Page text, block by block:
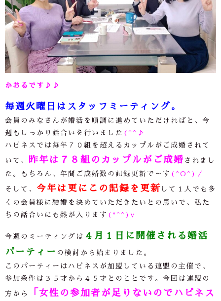
かおるです♪♪
毎週火曜日はスタッフミーティング。
会員のみなさんが婚活を順調に進めていただければと、今
週もしっかり話合いを行いました (^^♪
ハピネスでは毎年７０組を超えるカップルがご成婚されて
いて、 昨年は７８組のカップルがご成婚 されまし
た。もちろん、年間ご成婚数の記録更新で～す (^O^)／
そして、 今年は更にこの記録を更新 して１人でも多
くの会員様に結婚を決めていただきたいとの思いで、私た
ちの話合いにも熱が入ります (*^^)v
今週のミーティングは ４月１日に開催される婚活
パーティー の検討から始まりました。
このパーティーはハピネスが加盟している連盟の主催で、
参加条件は３５才から４５才とのことです。今回は連盟の
方から
「女性の参加者が足りないのでハピネス